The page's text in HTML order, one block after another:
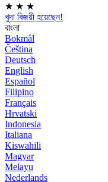
★ ★ ★
খুদা বিজয়ী হয়েছেন!
বাংলা
Bokmål
Čeština
Deutsch
English
Español
Filipino
Français
Hrvatski
Indonesia
Italiana
Kiswahili
Magyar
Melayu
Nederlands